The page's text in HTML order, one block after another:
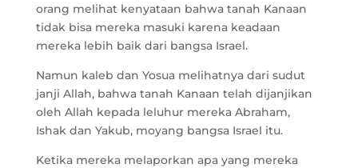
orang melihat kenyataan bahwa tanah Kanaan
tidak bisa mereka masuki karena keadaan
mereka lebih baik dari bangsa Israel.
Namun kaleb dan Yosua melihatnya dari sudut
janji Allah, bahwa tanah Kanaan telah dijanjikan
oleh Allah kepada leluhur mereka Abraham,
Ishak dan Yakub, moyang bangsa Israel itu.
Ketika mereka melaporkan apa yang mereka